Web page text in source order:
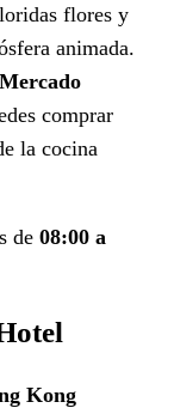
flores y
animada.
Mercado
comprar
la cocina
de 08:00 a
Kong